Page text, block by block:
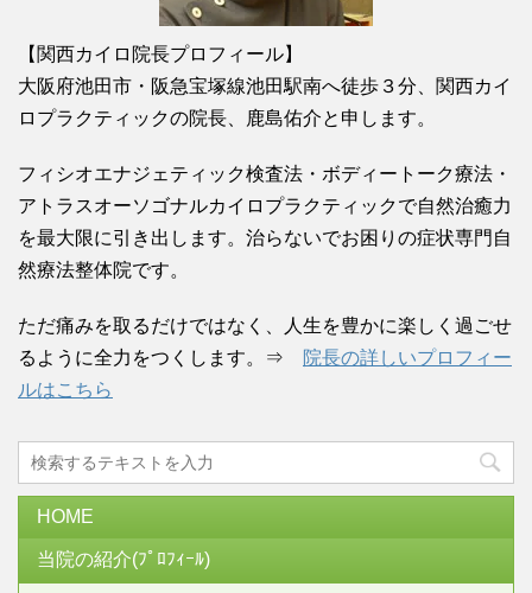
【関西カイロ院長プロフィール】
大阪府池田市・阪急宝塚線池田駅南へ徒歩３分、関西カイ
ロプラクティックの院長、鹿島佑介と申します。
フィシオエナジェティック検査法・ボディートーク療法・
アトラスオーソゴナルカイロプラクティックで自然治癒力
を最大限に引き出します。治らないでお困りの症状専門自
然療法整体院です。
ただ痛みを取るだけではなく、人生を豊かに楽しく過ごせ
るように全力をつくします。⇒
院長の詳しいプロフィー
ルはこちら
HOME
当院の紹介(ﾌﾟﾛﾌｨｰﾙ)